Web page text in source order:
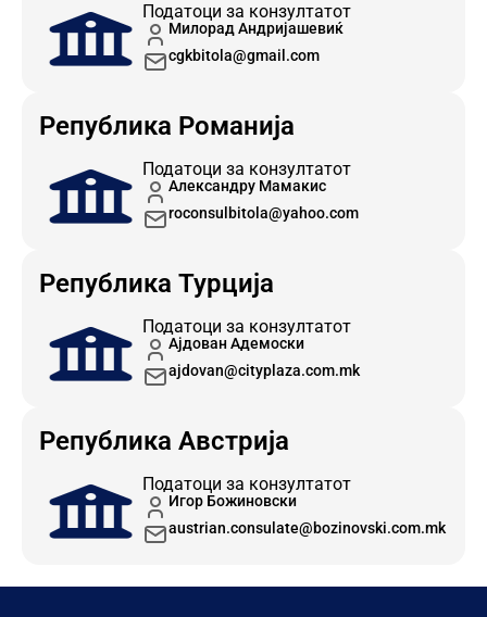
Податоци за конзултатот
Милорад Андријашевиќ
cgkbitola@gmail.com
Република Романија
Податоци за конзултатот
Александру Мамакис
roconsulbitola@yahoo.com
Република Турција
Податоци за конзултатот
Ајдован Адемоски
ajdovan@cityplaza.com.mk
Република Австрија
Податоци за конзултатот
Игор Божиновски
austrian.consulate@bozinovski.com.mk